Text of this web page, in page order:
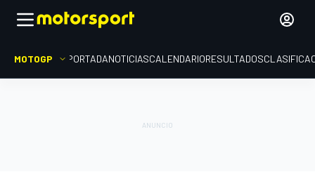
MOTOGP PORTADANOTICIASCALENDARIORESULTADOS